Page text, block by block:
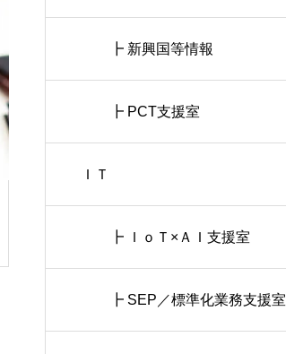
┣ 新興国等情報
┣ PCT支援室
ＩＴ
┣ ＩｏＴ×ＡＩ支援室
┣ SEP／標準化業務支援室